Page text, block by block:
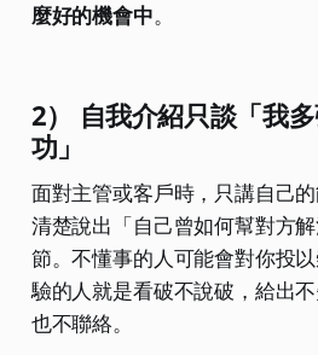
麼好的機會中。
2） 自我介紹只談「我
功」
面對主管或客戶時，只講自己
清楚說出「自己曾如何幫對方
節。不懂事的人可能會對你投
驗的人就是看破不說破，給出
也不聯絡。